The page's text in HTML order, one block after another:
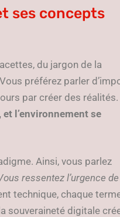
ses concepts
du jargon de la
préférez parler
par créer des réalités.
l’environnement se
Ainsi, vous parlez
ressentez l’urgence
technique, chaque
souveraineté digitale